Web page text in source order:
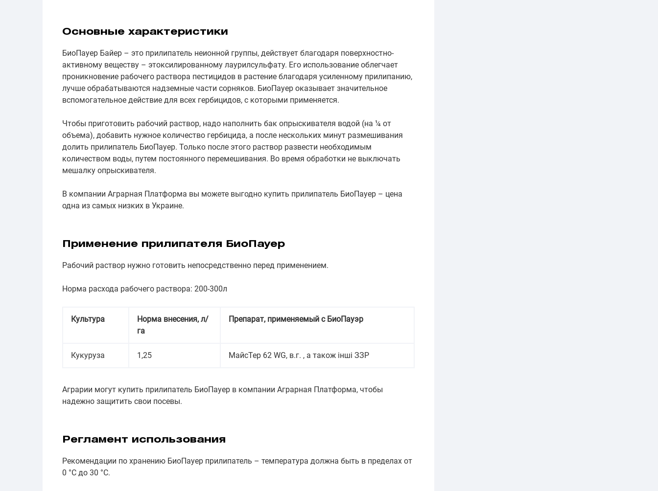
Основные характеристики
БиоПауер Байер – это прилипатель неионной группы, действует благодаря поверхностно-
активному веществу – этоксилированному лаурилсульфату. Его использование облегчает
проникновение рабочего раствора пестицидов в растение благодаря усиленному прилипанию,
лучше обрабатываются надземные части сорняков. БиоПауер оказывает значительное
вспомогательное действие для всех гербицидов, с которыми применяется.
Чтобы приготовить рабочий раствор, надо наполнить бак опрыскивателя водой (на ¼ от
объема), добавить нужное количество гербицида, а после нескольких минут размешивания
долить прилипатель БиоПауер. Только после этого раствор развести необходимым
количеством воды, путем постоянного перемешивания. Во время обработки не выключать
мешалку опрыскивателя.
В компании Аграрная Платформа вы можете выгодно купить прилипатель БиоПауер – цена
одна из самых низких в Украине.
Применение прилипателя БиоПауер
Рабочий раствор нужно готовить непосредственно перед применением.
Норма расхода рабочего раствора: 200-300л
Культура
Норма внесения, л/
га
Препарат, применяемый с БиоПауэр
Кукуруза 1,25 МайсТер 62 WG, в.г. , а також інші ЗЗР
Аграрии могут купить прилипатель БиоПауер в компании Аграрная Платформа, чтобы
надежно защитить свои посевы.
Регламент использования
Рекомендации по хранению БиоПауер прилипатель – температура должна быть в пределах от
0 °С до 30 °С.